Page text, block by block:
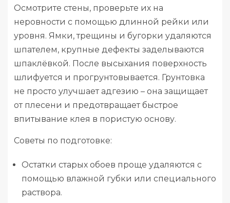
Осмотрите стены, проверьте их на
неровности с помощью длинной рейки или
уровня. Ямки, трещины и бугорки удаляются
шпателем, крупные дефекты заделываются
шпаклёвкой. После высыхания поверхность
шлифуется и прогрунтовывается. Грунтовка
не просто улучшает адгезию – она защищает
от плесени и предотвращает быстрое
впитывание клея в пористую основу.
Советы по подготовке:
Остатки старых обоев проще удаляются с
помощью влажной губки или специального
раствора.